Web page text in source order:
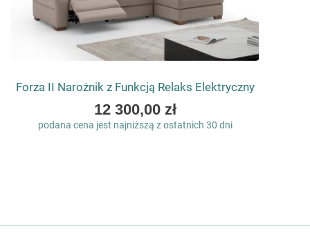
Forza II Narożnik z Funkcją Relaks Elektryczny
As
low
12 300,00 zł
podana cena jest najniższą z ostatnich 30 dni